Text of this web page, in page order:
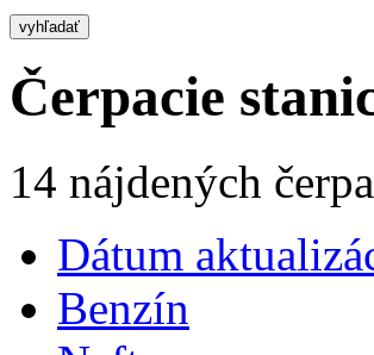
vyhľadať
Čerpacie
14 nájdených
Dátum
Benzín